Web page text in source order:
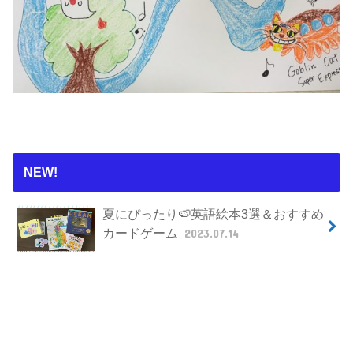
NEW!
夏にぴったり🍉英語絵本3選＆おすすめ
カードゲーム
2023.07.14